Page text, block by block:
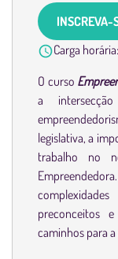
INSCREVA-
Carga horária:
O curso
a
legislativa, a
trabalho no
preconceitos
caminhos para